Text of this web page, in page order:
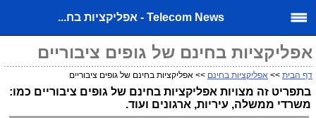
Telecom News - אפליקציות בח...
אפליקציות בחינם של גופים ציבוריים
דף הבית >> אפליקציות בחינם >> אפליקציות בחינם של גופים ציבוריים
בתפריט זה מצויות אפליקציות בחינם של גופים ציבוריים כמו:
משרדי ממשלה, עיריות, ארגונים ועוד.